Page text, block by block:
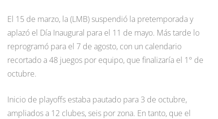
El 15 de marzo, la (LMB) suspendió la pretemporada y
aplazó el Día Inaugural para el 11 de mayo. Más tarde lo
reprogramó para el 7 de agosto, con un calendario
recortado a 48 juegos por equipo, que finalizaría el 1° de
octubre.
Inicio de playoffs estaba pautado para 3 de octubre,
ampliados a 12 clubes, seis por zona. En tanto, que el